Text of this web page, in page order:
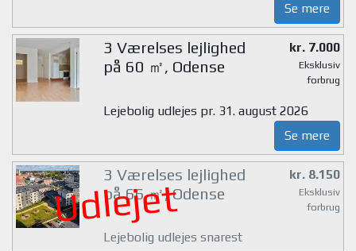
Se mere
3 Værelses lejlighed
på 60 ㎡, Odense
kr. 7.000
Eksklusiv
forbrug
Lejebolig udlejes pr. 31. august 2026
Se mere
Udlejet
3 Værelses lejlighed
på 66 ㎡, Odense
kr. 8.150
Eksklusiv
forbrug
Lejebolig udlejes snarest